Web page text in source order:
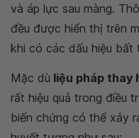
và áp lực sau màng.
đều được hiển thị trên
khi có các dấu hiệu bất
Mặc dù liệu pháp thay
rất hiệu quả trong điều
biến chứng có thể xảy